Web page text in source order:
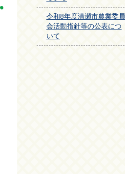
令和8年度清瀬市農業委員
会活動指針等の公表につ
いて